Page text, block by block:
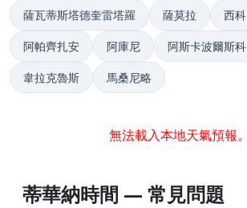
薩瓦蒂斯塔德奎雷塔羅 薩莫拉 西科
阿帕齊扎安 阿庫尼 阿斯卡波爾斯科
韋拉克魯斯 馬桑尼略
無法載入本地天氣預報。
蒂華納時間 — 常見問題